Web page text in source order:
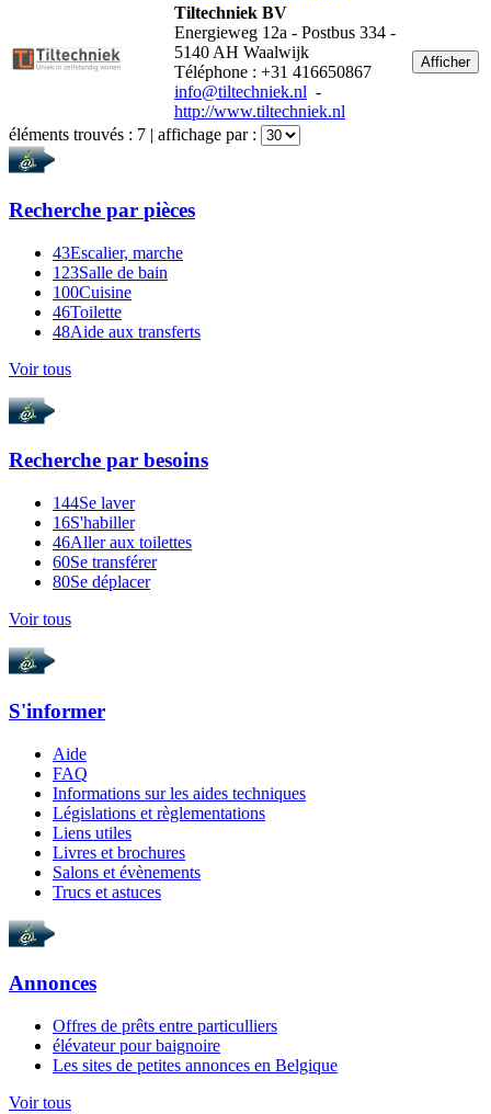
Tiltechniek BV
Energieweg 12a - Postbus 334 -
5140 AH Waalwijk
Téléphone : +31 416650867
info@tiltechniek.nl -
http://www.tiltechniek.nl
Afficher
éléments trouvés : 7 | affichage par :
Recherche par pièces
43Escalier, marche
123Salle de bain
100Cuisine
46Toilette
48Aide aux transferts
Voir tous
Recherche par besoins
144Se laver
16S'habiller
46Aller aux toilettes
60Se transférer
80Se déplacer
Voir tous
S'informer
Aide
FAQ
Informations sur les aides techniques
Législations et règlementations
Liens utiles
Livres et brochures
Salons et évènements
Trucs et astuces
Annonces
Offres de prêts entre particulliers
élévateur pour baignoire
Les sites de petites annonces en Belgique
Voir tous